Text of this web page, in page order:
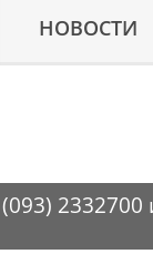
НОВОСТИ
2332700